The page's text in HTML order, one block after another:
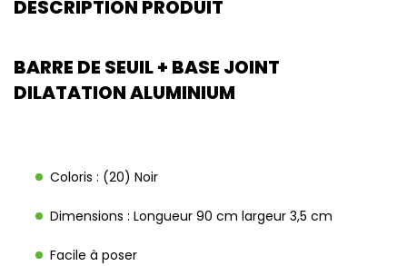
DESCRIPTION PRODUIT
BARRE DE SEUIL + BASE JOINT
DILATATION ALUMINIUM
Coloris : (20) Noir
Dimensions : Longueur 90 cm largeur 3,5 cm
Facile à poser